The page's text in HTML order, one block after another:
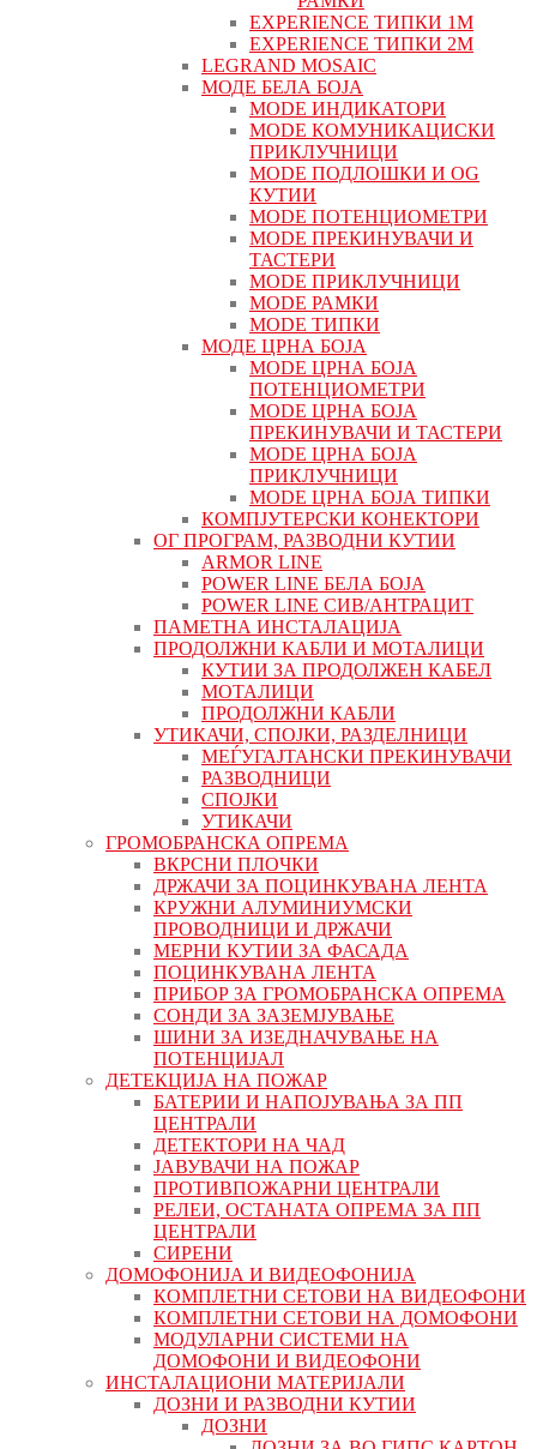
EXPERIENCE ТИПКИ 1M
EXPERIENCE ТИПКИ 2М
LEGRAND MOSAIC
МОДЕ БЕЛА БОЈА
MODE ИНДИКАТОРИ
MODE КОМУНИКАЦИСКИ
ПРИКЛУЧНИЦИ
MODE ПОДЛОШКИ И OG
КУТИИ
MODE ПОТЕНЦИОМЕТРИ
MODE ПРEКИНУВАЧИ И
ТАСТЕРИ
MODE ПРИКЛУЧНИЦИ
MODE РАМКИ
MODE ТИПКИ
МОДЕ ЦРНА БОЈА
MODE ЦРНА БОЈА
ПОТЕНЦИОМЕТРИ
MODE ЦРНА БОЈА
ПРЕКИНУВАЧИ И ТАСТЕРИ
MODE ЦРНА БОЈА
ПРИКЛУЧНИЦИ
MODE ЦРНА БОЈА ТИПКИ
КОМПЈУТЕРСКИ КОНЕКТОРИ
ОГ ПРОГРАМ, РАЗВОДНИ КУТИИ
ARMOR LINE
POWER LINE БЕЛА БОЈА
POWER LINE СИВ/АНТРАЦИТ
ПАМЕТНА ИНСТАЛАЦИЈА
ПРОДОЛЖНИ КАБЛИ И МОТАЛИЦИ
КУТИИ ЗА ПРОДОЛЖЕН КАБЕЛ
МОТАЛИЦИ
ПРОДОЛЖНИ КАБЛИ
УТИКАЧИ, СПОЈКИ, РАЗДЕЛНИЦИ
МЕЃУГАЈТАНСКИ ПРЕКИНУВАЧИ
РАЗВОДНИЦИ
СПОЈКИ
УТИКАЧИ
ГРОМОБРАНСКА ОПРЕМА
ВКРСНИ ПЛОЧКИ
ДРЖАЧИ ЗА ПОЦИНКУВАНА ЛЕНТА
КРУЖНИ АЛУМИНИУМСКИ
ПРОВОДНИЦИ И ДРЖАЧИ
МЕРНИ КУТИИ ЗА ФАСАДА
ПОЦИНКУВАНА ЛЕНТА
ПРИБОР ЗА ГРОМОБРАНСКА ОПРЕМА
СОНДИ ЗА ЗАЗЕМЈУВАЊЕ
ШИНИ ЗА ИЗЕДНАЧУВАЊЕ НА
ПОТЕНЦИЈАЛ
ДЕТЕКЦИЈА НА ПОЖАР
БАТЕРИИ И НАПОЈУВАЊА ЗА ПП
ЦЕНТРАЛИ
ДЕТЕКТОРИ НА ЧАД
ЈАВУВАЧИ НА ПОЖАР
ПРОТИВПОЖАРНИ ЦЕНТРАЛИ
РЕЛЕИ, ОСТАНАТА ОПРЕМА ЗА ПП
ЦЕНТРАЛИ
СИРЕНИ
ДОМОФОНИЈА И ВИДЕОФОНИЈА
КОМПЛЕТНИ СЕТОВИ НА ВИДЕОФОНИ
КОМПЛЕТНИ СЕТОВИ НА ДОМОФОНИ
МОДУЛАРНИ СИСТЕМИ НА
ДОМОФОНИ И ВИДЕОФОНИ
ИНСТАЛАЦИОНИ МАТЕРИЈАЛИ
ДОЗНИ И РАЗВОДНИ КУТИИ
ДОЗНИ